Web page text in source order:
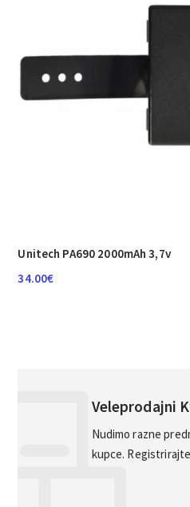
Unitech PA690 2000mAh 3,7v
34.00€
Veleprodajni
Nudimo razne
kupce.